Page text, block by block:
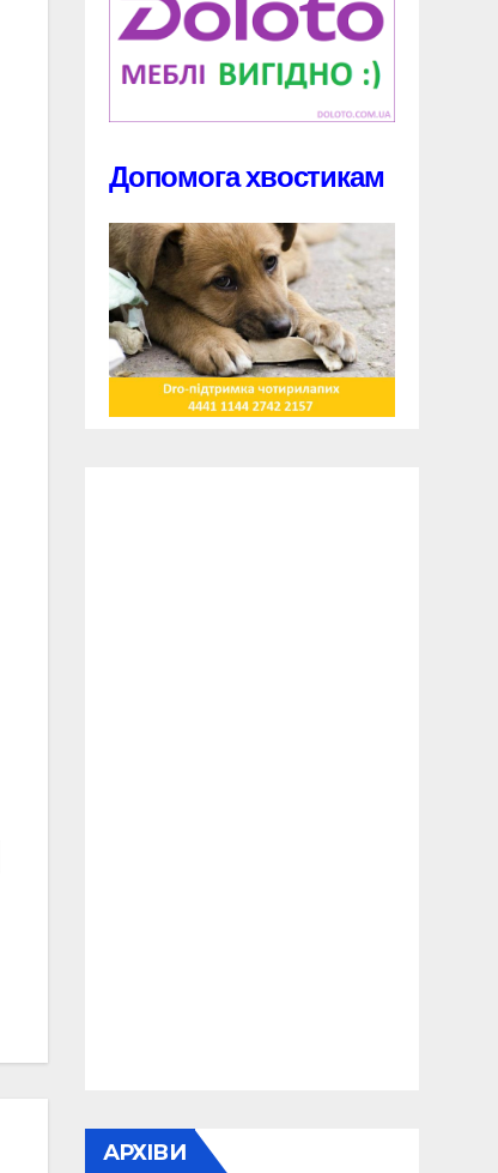
Допомога хвостикам
АРХІВИ